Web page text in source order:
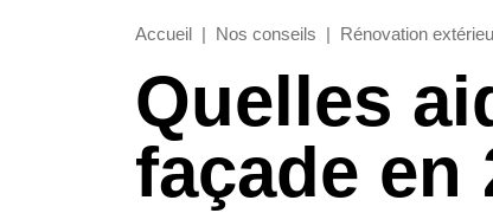
Accueil Nos conseils Rénovation
Quelles
façade en